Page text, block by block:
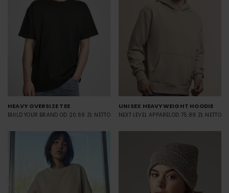
HEAVY OVERSIZE TEE
BUILD YOUR BRAND OD 20.69 ZŁ NETTO
UNISEX HEAVYWEIGHT HOODIE
NEXT LEVEL APPARELOD 75.89 ZŁ NETTO